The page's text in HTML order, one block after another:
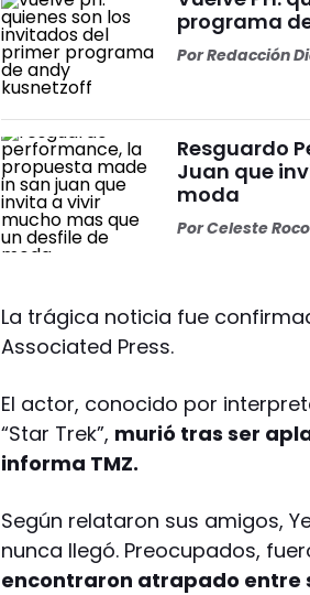
programa
PorRedacción
Resguardo
Juan que
moda
PorCeleste
La trágica noticia fue
Associated Press.
El actor, conocido por
“Star Trek”, murió tras ser
informa TMZ.
Según relataron sus amigos,
nunca llegó. Preocupados,
encontraron atrapado entre